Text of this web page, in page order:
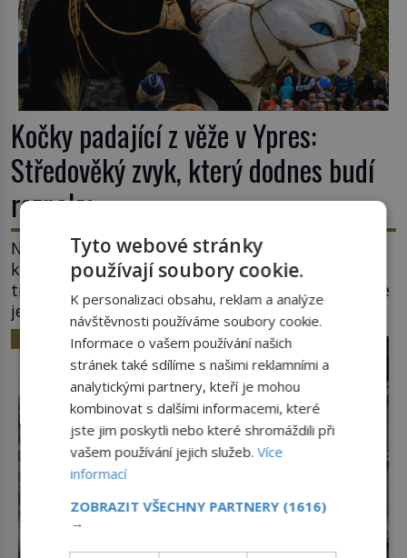
Kočky padající z věže v Ypres:
Středověký zvyk, který dodnes budí
rozpaky
Na hlavním náměstí belgického města Ypres se
každé tři roky shromáždí tisíce lidí. Z věže slavné
tržnice létají do davu kočky, diváci jásají a snaží se
je chytit. Naštěstí už nejde o živá zvířata, ale
jenom o plyšové suvenýry. Kdysi to ale bylo jinak.
Tato veselá podívaná připomíná jeden z
nejpodivnějších a zároveň nejkrutějších zvyků […]
HISTORIE
Tyto webové stránky
používají soubory cookie.
K personalizaci obsahu, reklam a analýze
návštěvnosti používáme soubory cookie.
Informace o vašem používání našich
stránek také sdílíme s našimi reklamními a
analytickými partnery, kteří je mohou
kombinovat s dalšími informacemi, které
jste jim poskytli nebo které shromáždili při
vašem používání jejich služeb.Více
informací
ZOBRAZIT VŠECHNY PARTNERY (1616)
→